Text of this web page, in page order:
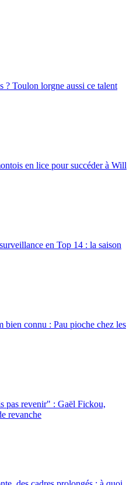
? Toulon lorgne aussi ce talent
en lice pour succéder à Will
en Top 14 : la saison
bien connu : Pau pioche chez les
pas revenir" : Gaël Fickou,
revanche